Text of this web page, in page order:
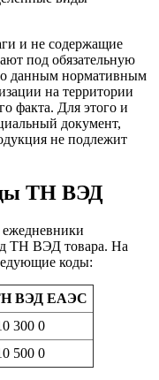
и не содержащие
под обязательную
данным нормативным
на территории
факта. Для этого и
документ,
не подлежит
ТН ВЭД
ежедневники
ТН ВЭД товара. На
коды:
ВЭД ЕАЭС
300 0
500 0